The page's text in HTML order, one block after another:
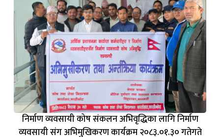
निर्माण व्यवसायी कोष संकलन अभिवृद्धिका लागि निर्माण
व्यवसायी संग अभिमुखिकरण कार्यक्रम २०८३.०१.३० गतेगते